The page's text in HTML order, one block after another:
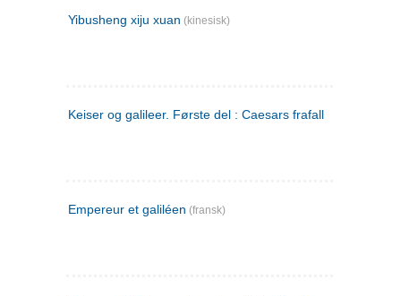
Yibusheng xiju xuan (kinesisk)
Keiser og galileer. Første del : Caesars frafall
Empereur et galiléen (fransk)